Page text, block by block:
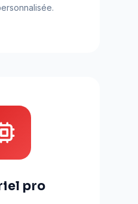
pro